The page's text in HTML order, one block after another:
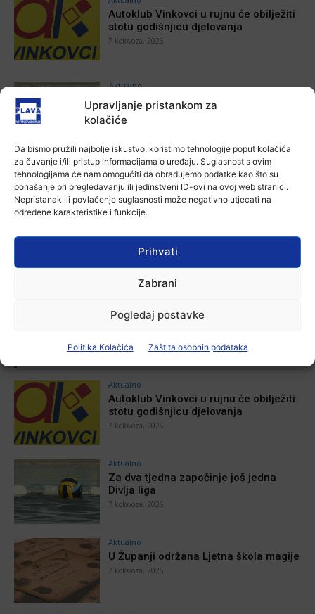
Upravljanje pristankom za
kolačiće
Da bismo pružili najbolje iskustvo, koristimo tehnologije poput kolačića
za čuvanje i/ili pristup informacijama o uređaju. Suglasnost s ovim
tehnologijama će nam omogućiti da obrađujemo podatke kao što su
ponašanje pri pregledavanju ili jedinstveni ID-ovi na ovoj web stranici.
Nepristanak ili povlačenje suglasnosti može negativno utjecati na
određene karakteristike i funkcije.
Prihvati
Zabrani
Pogledaj postavke
Politika Kolačića Zaštita osobnih podataka
Autoklub Vinkovci u rujnu će obilježiti
stotu godišnjicu djelovanja
7 kolovoza, 2026
Aktualno
Za dva tjedna započinje još jedna
Divlja liga
Ana Tokić
Aktualno
U Županji održana Ljetna škola magije
Ana Tokić - 7 kolovoza, 2026
Zbog niskog vodostaja otežana
plovidba na Dunavu
Ana Tokić - 6 kolovoza, 2026
Aktualno
Autoklub Vinkovci u rujnu će obilježiti
stotu godišnjicu djelovanja
7 kolovoza, 2026
Aktualno
Za dva tjedna započinje još jedna
Divlja liga
7 kolovoza, 2026
Aktualno
U Županji održana Ljetna škola magije
7 kolovoza, 2026